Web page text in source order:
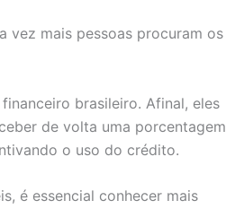
vez mais pessoas procuram os
brasileiro. Afinal, eles
de volta uma porcentagem
o uso do crédito.
é essencial conhecer mais